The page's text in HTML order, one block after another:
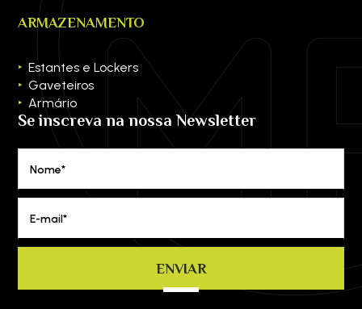
ARMAZENAMENTO
Estantes e Lockers
Gaveteiros
Armário
Se inscreva na nossa Newsletter
Nome*
E-mail*
ENVIAR